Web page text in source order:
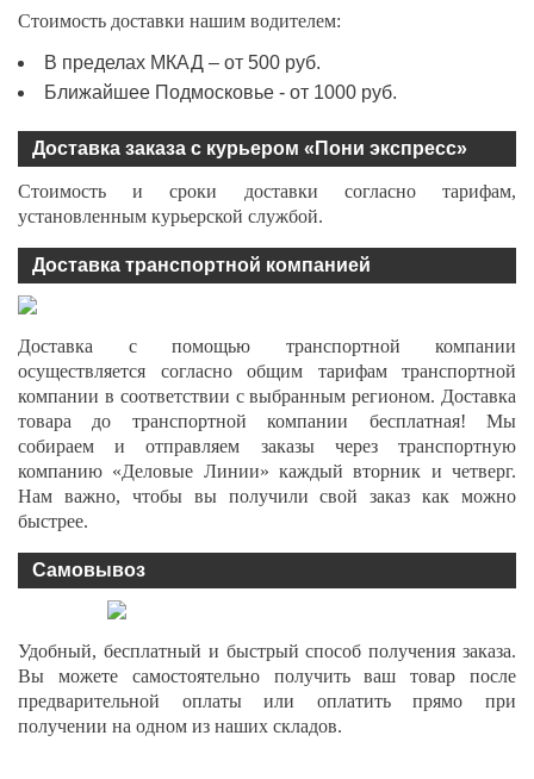
Стоимость доставки нашим водителем:
В пределах МКАД – от 500 руб.
Ближайшее Подмосковье - от 1000 руб.
Доставка заказа с курьером «Пони экспресс»
Стоимость и сроки доставки согласно тарифам,
установленным курьерской службой.
Доставка транспортной компанией
Доставка с помощью транспортной компании
осуществляется согласно общим тарифам транспортной
компании в соответствии с выбранным регионом. Доставка
товара до транспортной компании бесплатная! Мы
собираем и отправляем заказы через транспортную
компанию «Деловые Линии» каждый вторник и четверг.
Нам важно, чтобы вы получили свой заказ как можно
быстрее.
Самовывоз
Удобный, бесплатный и быстрый способ получения заказа.
Вы можете самостоятельно получить ваш товар после
предварительной оплаты или оплатить прямо при
получении на одном из наших складов.